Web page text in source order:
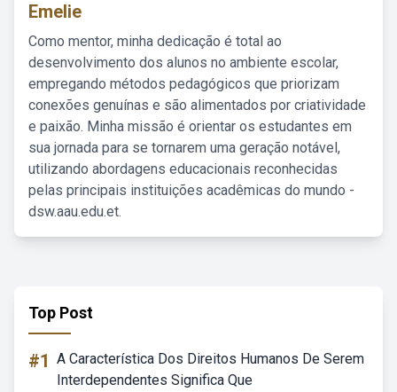
Emelie
Como mentor, minha dedicação é total ao
desenvolvimento dos alunos no ambiente escolar,
empregando métodos pedagógicos que priorizam
conexões genuínas e são alimentados por criatividade
e paixão. Minha missão é orientar os estudantes em
sua jornada para se tornarem uma geração notável,
utilizando abordagens educacionais reconhecidas
pelas principais instituições acadêmicas do mundo -
dsw.aau.edu.et.
Top Post
#1 A Característica Dos Direitos Humanos De Serem
Interdependentes Significa Que